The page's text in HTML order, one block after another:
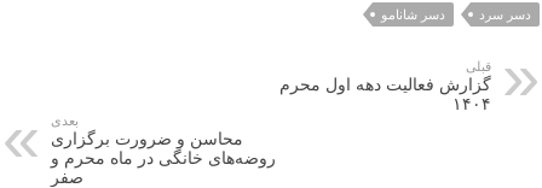
دسر سرد
دسر شانامو
قبلی
گزارش فعالیت دهه اول محرم
۱۴۰۴
بعدی
محاسن و ضرورت برگزاری
روضه‌های خانگی در ماه محرم و
صفر